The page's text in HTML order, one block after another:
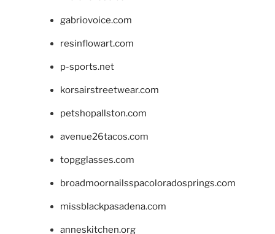
gabriovoice.com
resinflowart.com
p-sports.net
korsairstreetwear.com
petshopallston.com
avenue26tacos.com
topgglasses.com
broadmoornailsspacoloradosprings.com
missblackpasadena.com
anneskitchen.org